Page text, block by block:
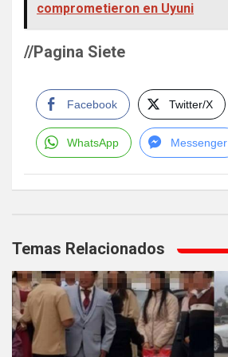
comprometieron en Uyuni
//Pagina Siete
Facebook Twitter/X
WhatsApp Messenger
de
entradas
Temas Relacionados